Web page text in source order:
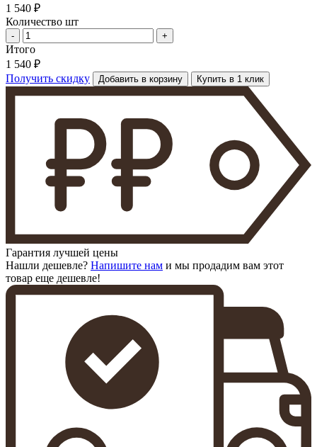
1 540 ₽
Количество шт
- +
Итого
1 540 ₽
Получить скидку
Добавить в корзину Купить в 1 клик
Гарантия лучшей цены
Нашли дешевле? Напишите нам и мы продадим вам этот
товар еще дешевле!